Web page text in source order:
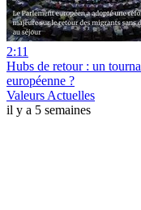
2:11
Hubs de retour : un
européenne ?
Valeurs Actuelles
il y a 5 semaines